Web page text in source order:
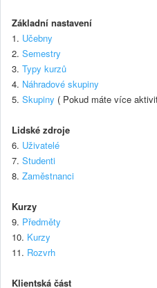
Základní nastavení
1. Učebny
2. Semestry
3. Typy kurzů
4. Náhradové skupiny
5. Skupiny ( Pokud máte více
Lidské zdroje
6. Uživatelé
7. Studenti
8. Zaměstnanci
Kurzy
9. Předměty
10. Kurzy
11. Rozvrh
Klientská část